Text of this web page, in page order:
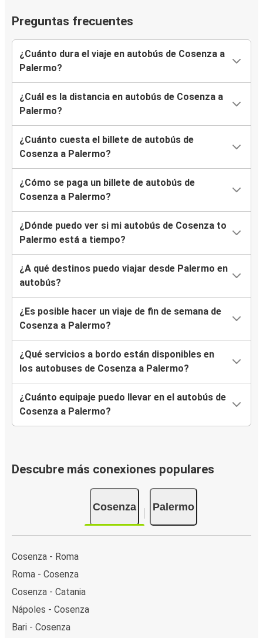
Preguntas frecuentes
¿Cuánto dura el viaje en autobús de Cosenza a
Palermo?
¿Cuál es la distancia en autobús de Cosenza a
Palermo?
¿Cuánto cuesta el billete de autobús de
Cosenza a Palermo?
¿Cómo se paga un billete de autobús de
Cosenza a Palermo?
¿Dónde puedo ver si mi autobús de Cosenza to
Palermo está a tiempo?
¿A qué destinos puedo viajar desde Palermo en
autobús?
¿Es posible hacer un viaje de fin de semana de
Cosenza a Palermo?
¿Qué servicios a bordo están disponibles en
los autobuses de Cosenza a Palermo?
¿Cuánto equipaje puedo llevar en el autobús de
Cosenza a Palermo?
Descubre más conexiones populares
Cosenza Palermo
Cosenza - Roma
Roma - Cosenza
Cosenza - Catania
Nápoles - Cosenza
Bari - Cosenza